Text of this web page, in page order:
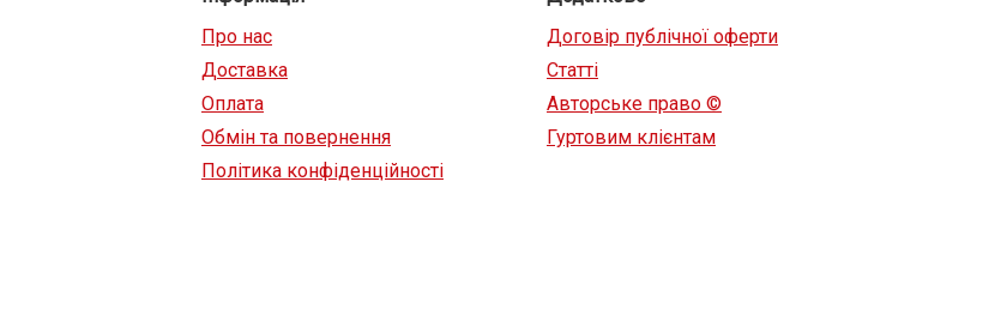
Про нас
Доставка
Оплата
Обмін та повернення
Політика конфіденційності
Договір публічної оферти
Статті
Авторське право ©
Гуртовим клієнтам